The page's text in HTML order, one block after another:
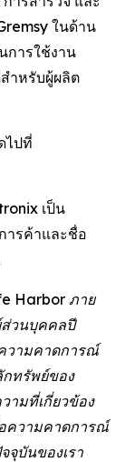
ในด้าน
การใช้งาน
ำหรับผู้ผลิต
ไปที่
เป็น
ารค้าและชื่อ
Harbor ภาย
วนบุคคลปี
วามคาดการณ์
ทรัพย์ของ
ามที่เกี่ยวข้อง
ความคาดการณ์
จุบันของเรา